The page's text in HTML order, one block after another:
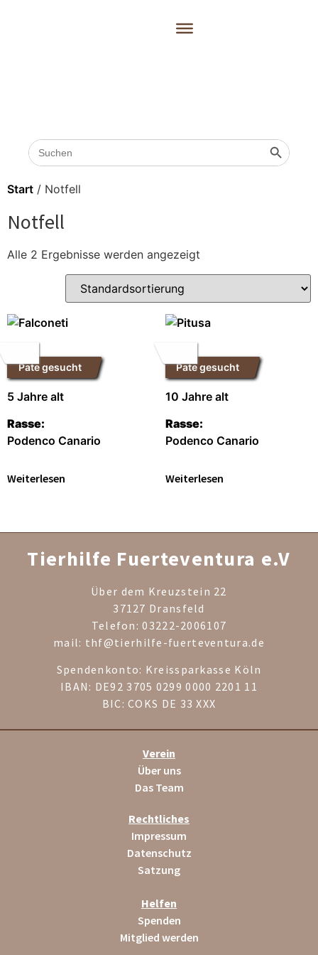
Search
for:
Search
Start / Notfell
Notfell
Alle 2 Ergebnisse werden angezeigt
Pate gesucht
Falconeti
5 Jahre alt
Rasse:
Podenco Canario
Weiterlesen
Pate gesucht
Pitusa
10 Jahre alt
Rasse:
Podenco Canario
Weiterlesen
Tierhilfe Fuerteventura e.V
Über dem Kreuzstein 22
37127 Dransfeld
Telefon: 03222-2006107
mail: thf@tierhilfe-fuerteventura.de
Spendenkonto: Kreissparkasse Köln
IBAN: DE92 3705 0299 0000 2201 11
BIC: COKS DE 33 XXX
Verein
Über uns
Das Team
Rechtliches
Impressum
Datenschutz
Satzung
Helfen
Spenden
Mitglied werden